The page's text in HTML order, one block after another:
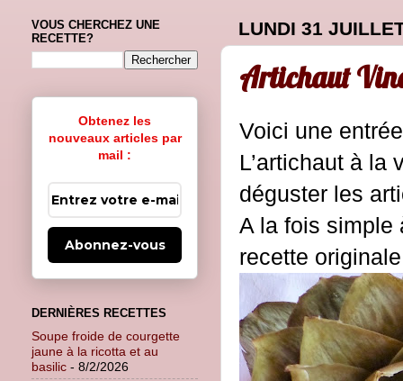
LUNDI 31
Artichaut
Voici une
L’artichaut à la
déguster les
A la fois simple
recette
VOUS CHERCHEZ UNE
RECETTE?
Obtenez les
nouveaux articles par
mail :
Abonnez-vous
DERNIÈRES RECETTES
Soupe froide de courgette
jaune à la ricotta et au
basilic - 8/2/2026